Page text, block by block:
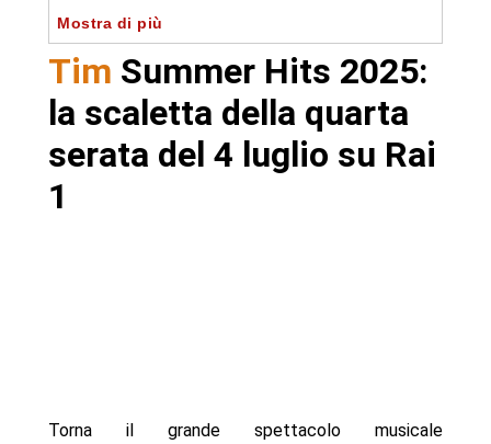
- Una serata di hit estive su Rai 1
-- Dove vedere Tim Summer Hits 2025
Mostra di più
Tim Summer Hits 2025:
la scaletta della quarta
serata del 4 luglio su Rai
1
Torna il grande spettacolo musicale